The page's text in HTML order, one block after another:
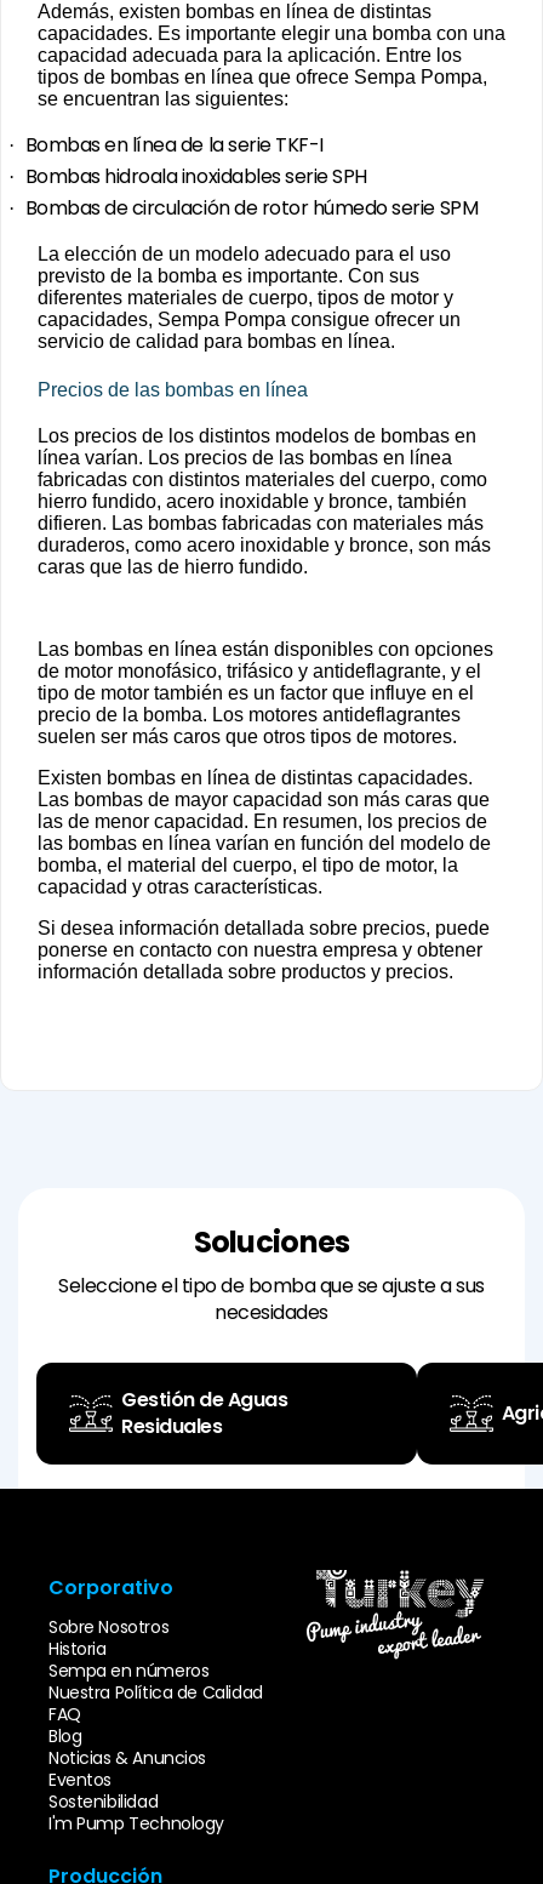
Además, existen bombas en línea de distintas
capacidades. Es importante elegir una bomba con una
capacidad adecuada para la aplicación. Entre los
tipos de bombas en línea que ofrece Sempa Pompa,
se encuentran las siguientes:
· Bombas en línea de la serie TKF-I
· Bombas hidroala inoxidables serie SPH
· Bombas de circulación de rotor húmedo serie SPM
La elección de un modelo adecuado para el uso
previsto de la bomba es importante. Con sus
diferentes materiales de cuerpo, tipos de motor y
capacidades, Sempa Pompa consigue ofrecer un
servicio de calidad para bombas en línea.
Precios de las bombas en línea
Los precios de los distintos modelos de bombas en
línea varían. Los precios de las bombas en línea
fabricadas con distintos materiales del cuerpo, como
hierro fundido, acero inoxidable y bronce, también
difieren. Las bombas fabricadas con materiales más
duraderos, como acero inoxidable y bronce, son más
caras que las de hierro fundido.
Las bombas en línea están disponibles con opciones
de motor monofásico, trifásico y antideflagrante, y el
tipo de motor también es un factor que influye en el
precio de la bomba. Los motores antideflagrantes
suelen ser más caros que otros tipos de motores.
Existen bombas en línea de distintas capacidades.
Las bombas de mayor capacidad son más caras que
las de menor capacidad. En resumen, los precios de
las bombas en línea varían en función del modelo de
bomba, el material del cuerpo, el tipo de motor, la
capacidad y otras características.
Si desea información detallada sobre precios, puede
ponerse en contacto con nuestra empresa y obtener
información detallada sobre productos y precios.
Soluciones
Seleccione el tipo de bomba que se ajuste a sus
necesidades
Gestión de Aguas
Residuales
Áreas Especiales (Industria)
Infraestructura-
Superestructura (Sitios de
Corporativo
Sobre Nosotros
Historia
Sempa en números
Nuestra Política de Calidad
FAQ
Blog
Noticias & Anuncios
Eventos
Sostenibilidad
I'm Pump Technology
Producción